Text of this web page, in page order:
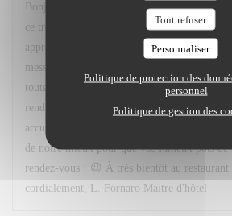
Tout refuser
Personnaliser
Politique de protection des
personnel
Politique de gestion des
Bonjour M. Matthews, Un grand merci pour
ce très gentil commentaire. Nous sommes
apprécié l'accueil, le service ainsi que les
message sera transmis avec grand plaisir à
toute l'équipe, qui seront ravis de savoir
rendre votre soirée agréable. Nous serons très
accueillir à nouveau à votre table 113. Et
de notre mieux pour que vos fameux pots de
rendez-vous ! 😉 À très bientôt au
cordialement, L. Fornaro Maitre d'hôtel